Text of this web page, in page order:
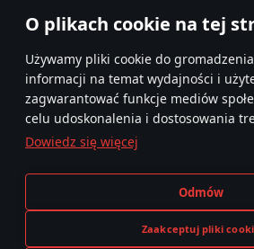
O plikach cookie na tej
Używamy pliki cookie do
informacji na temat wydajności i
zagwarantować funkcje mediów
celu udoskonalenia i dostosowania
Dowiedz się więcej
Odmów
Zaakceptuj pliki
Regulamin
Polityka prywatności